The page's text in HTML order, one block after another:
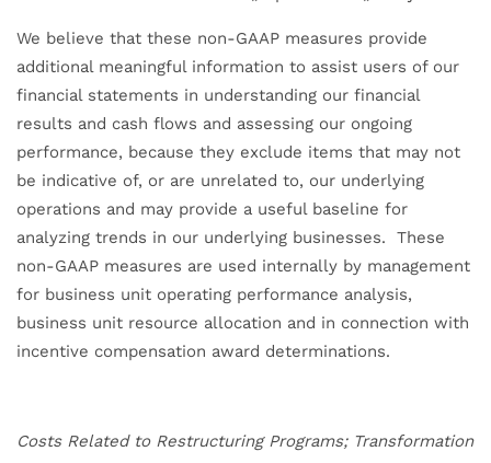
We believe that these non-GAAP measures provide
additional meaningful information to assist users of our
financial statements in understanding our financial
results and cash flows and assessing our ongoing
performance, because they exclude items that may not
be indicative of, or are unrelated to, our underlying
operations and may provide a useful baseline for
analyzing trends in our underlying businesses. These
non-GAAP measures are used internally by management
for business unit operating performance analysis,
business unit resource allocation and in connection with
incentive compensation award determinations.
Costs Related to Restructuring Programs; Transformation